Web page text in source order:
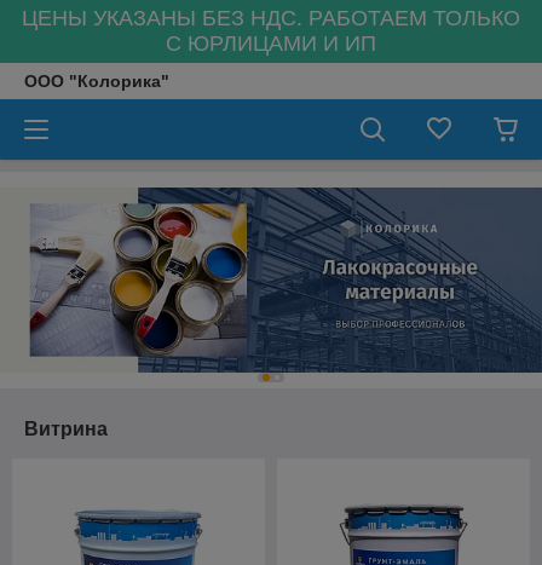
ЦЕНЫ УКАЗАНЫ БЕЗ НДС. РАБОТАЕМ ТОЛЬКО
С ЮРЛИЦАМИ И ИП
ООО "Колорика"
Витрина